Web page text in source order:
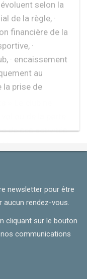
au
la prise de
»
Le club ne
ou de la perte
de ses activités
newsletter pour être
aucun rendez-vous.
cliquant sur le bouton
communications